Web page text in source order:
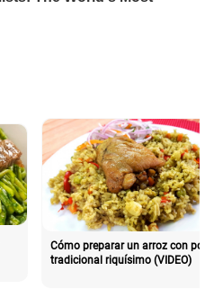
Cómo preparar un arroz con pollo
tradicional riquísimo (VIDEO)